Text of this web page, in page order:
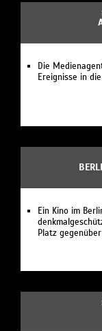
Die
Ereignisse in
Ein Kino im
Platz